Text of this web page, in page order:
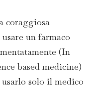
coraggiosa
un farmaco
(In
based medicine)
solo il medico